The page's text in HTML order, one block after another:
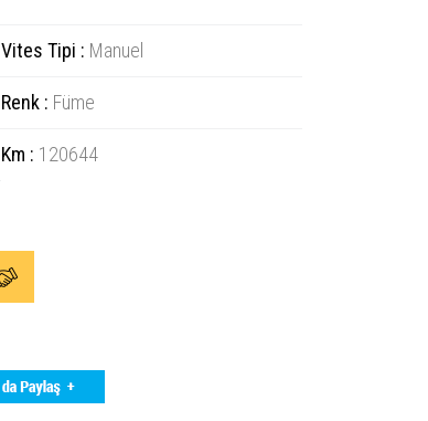
Vites Tipi : Manuel
Renk : Füme
Km : 120644